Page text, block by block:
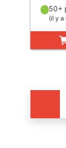
50+
(il y a